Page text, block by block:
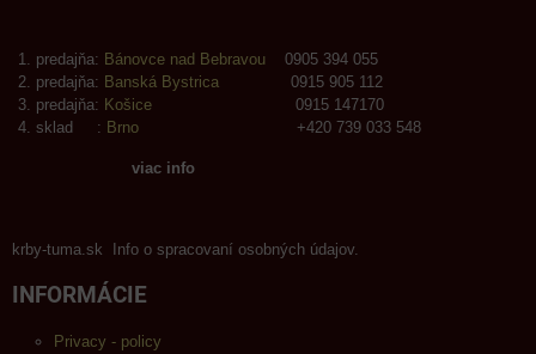
predajňa: Bánovce nad Bebravou 0905 394 055
predajňa: Banská Bystrica 0915 905 112
predajňa: Košice 0915 147170
sklad : Brno +420 739 033 548
viac info
krby-tuma.sk Info o spracovaní osobných údajov.
INFORMÁCIE
Privacy - policy